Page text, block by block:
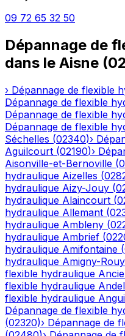
09 72 65 32 50
Dépannage de
dans le Aisne (02
› Dépannage de flexible
Dépannage de flexible
Dépannage de flexible
Dépannage de flexible
Séchelles (02340)›
Aguilcourt (02190)›
Aisonville-et-Bernoville (
hydraulique Aizelles (
hydraulique Aizy-Jouy (
hydraulique Alaincourt (
hydraulique Allemant (
hydraulique Ambleny (
hydraulique Ambrief (
hydraulique Amifontaine (
hydraulique Amigny-Rouy
flexible hydraulique
flexible hydraulique
flexible hydraulique
Dépannage de flexible
(02320)› Dépannage de